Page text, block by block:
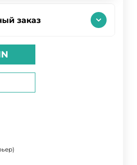
заказ